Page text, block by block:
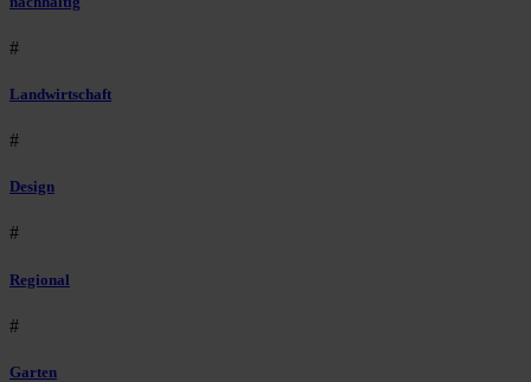
#
Landwirtschaft
#
Design
#
Regional
#
Garten